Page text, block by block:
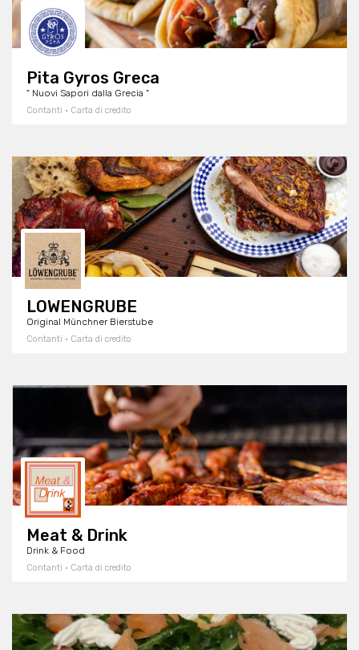
Pita Gyros Greca
" Nuovi Sapori dalla Grecia "
Contanti · Carta di credito
LÖWENGRUBE
Original Münchner Bierstube
Contanti · Carta di credito
Meat & Drink
Drink & Food
Contanti · Carta di credito